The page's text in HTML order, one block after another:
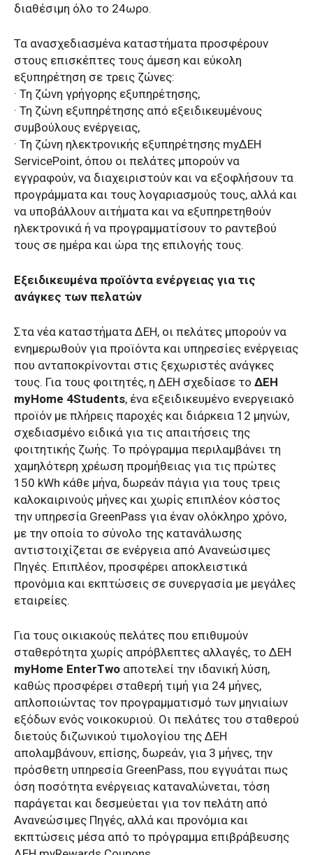
διαθέσιμη όλο το 24ωρο.
Τα ανασχεδιασμένα καταστήματα προσφέρουν
στους επισκέπτες τους άμεση και εύκολη
εξυπηρέτηση σε τρεις ζώνες:
· Τη ζώνη γρήγορης εξυπηρέτησης,
· Τη ζώνη εξυπηρέτησης από εξειδικευμένους
συμβούλους ενέργειας,
· Τη ζώνη ηλεκτρονικής εξυπηρέτησης myΔΕΗ
ServicePoint, όπου οι πελάτες μπορούν να
εγγραφούν, να διαχειριστούν και να εξοφλήσουν τα
προγράμματα και τους λογαριασμούς τους, αλλά και
να υποβάλλουν αιτήματα και να εξυπηρετηθούν
ηλεκτρονικά ή να προγραμματίσουν το ραντεβού
τους σε ημέρα και ώρα της επιλογής τους.
Εξειδικευμένα προϊόντα ενέργειας για τις
ανάγκες των πελατών
Στα νέα καταστήματα ΔΕΗ, οι πελάτες μπορούν να
ενημερωθούν για προϊόντα και υπηρεσίες ενέργειας
που ανταποκρίνονται στις ξεχωριστές ανάγκες
τους. Για τους φοιτητές, η ΔΕΗ σχεδίασε το ΔΕΗ
myHome 4Students, ένα εξειδικευμένο ενεργειακό
προϊόν με πλήρεις παροχές και διάρκεια 12 μηνών,
σχεδιασμένο ειδικά για τις απαιτήσεις της
φοιτητικής ζωής. Το πρόγραμμα περιλαμβάνει τη
χαμηλότερη χρέωση προμήθειας για τις πρώτες
150 kWh κάθε μήνα, δωρεάν πάγια για τους τρεις
καλοκαιρινούς μήνες και χωρίς επιπλέον κόστος
την υπηρεσία GreenPass για έναν ολόκληρο χρόνο,
με την οποία το σύνολο της κατανάλωσης
αντιστοιχίζεται σε ενέργεια από Ανανεώσιμες
Πηγές. Επιπλέον, προσφέρει αποκλειστικά
προνόμια και εκπτώσεις σε συνεργασία με μεγάλες
εταιρείες.
Για τους οικιακούς πελάτες που επιθυμούν
σταθερότητα χωρίς απρόβλεπτες αλλαγές, το ΔΕΗ
myHome EnterTwo αποτελεί την ιδανική λύση,
καθώς προσφέρει σταθερή τιμή για 24 μήνες,
απλοποιώντας τον προγραμματισμό των μηνιαίων
εξόδων ενός νοικοκυριού. Οι πελάτες του σταθερού
διετούς διζωνικού τιμολογίου της ΔΕΗ
απολαμβάνουν, επίσης, δωρεάν, για 3 μήνες, την
πρόσθετη υπηρεσία GreenPass, που εγγυάται πως
όση ποσότητα ενέργειας καταναλώνεται, τόση
παράγεται και δεσμεύεται για τον πελάτη από
Ανανεώσιμες Πηγές, αλλά και προνόμια και
εκπτώσεις μέσα από το πρόγραμμα επιβράβευσης